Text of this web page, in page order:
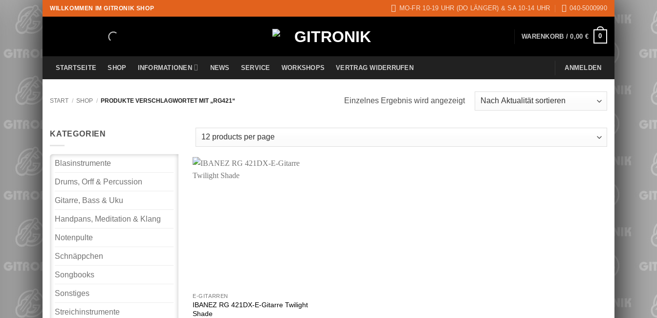
Zum
Inhalt
WILLKOMMEN IM GITRONIK SHOP MO-FR 10-19 UHR (DO LÄNGER) & SA 10-14 UHR 040-5000990
WARENKORB /0,00 € 0
STARTSEITE SHOP INFORMATIONEN NEWS SERVICE WORKSHOPS VERTRAG WIDERRUFEN ANMELDEN
START / SHOP / PRODUKTE VERSCHLAGWORTET MIT „RG421“ Einzelnes Ergebnis wird angezeigt
KATEGORIEN
Blasinstrumente
Drums, Orff & Percussion
Gitarre, Bass & Uku
Handpans, Meditation & Klang
Notenpulte
Schnäppchen
Songbooks
Sonstiges
Streichinstrumente
E-GITARREN
IBANEZ RG 421DX-E-Gitarre Twilight
Shade